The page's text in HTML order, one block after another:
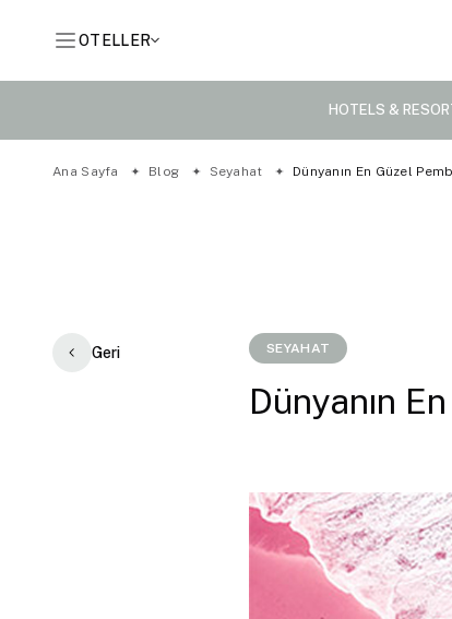
OTELLER
HOTELS &
Ana Sayfa Blog Seyahat Dünyanın En Güzel
Geri SEYAHAT
Dünyanın